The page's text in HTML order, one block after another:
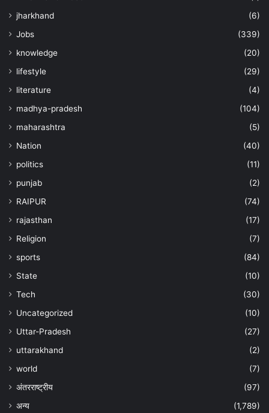
jharkhand
(6)
Jobs
(339)
knowledge
(20)
lifestyle
(29)
literature
(4)
madhya-pradesh
(104)
maharashtra
(5)
Nation
(40)
politics
(11)
punjab
(2)
RAIPUR
(74)
rajasthan
(17)
Religion
(7)
sports
(84)
State
(10)
Tech
(30)
Uncategorized
(10)
Uttar-Pradesh
(27)
uttarakhand
(2)
world
(7)
अंतरराष्ट्रीय
(97)
अन्‍य
(1,789)